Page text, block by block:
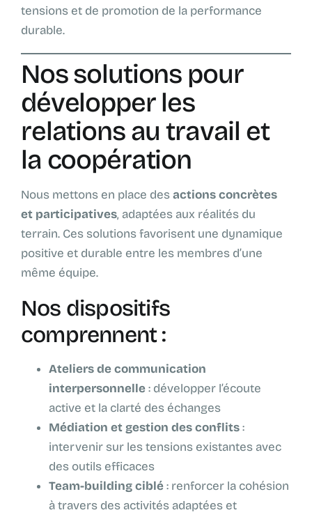
tensions et de promotion de la performance
durable.
Nos solutions pour
développer les
relations au travail et
la coopération
Nous mettons en place desactions concrètes
et participatives, adaptées aux réalités du
terrain. Ces solutions favorisent une dynamique
positive et durable entre les membres d’une
même équipe.
Nos dispositifs
comprennent :
Ateliers de communication
interpersonnelle: développer l’écoute
active et la clarté des échanges
Médiation et gestion des conflits:
intervenir sur les tensions existantes avec
des outils efficaces
Team-building ciblé: renforcer la cohésion
à travers des activités adaptées et